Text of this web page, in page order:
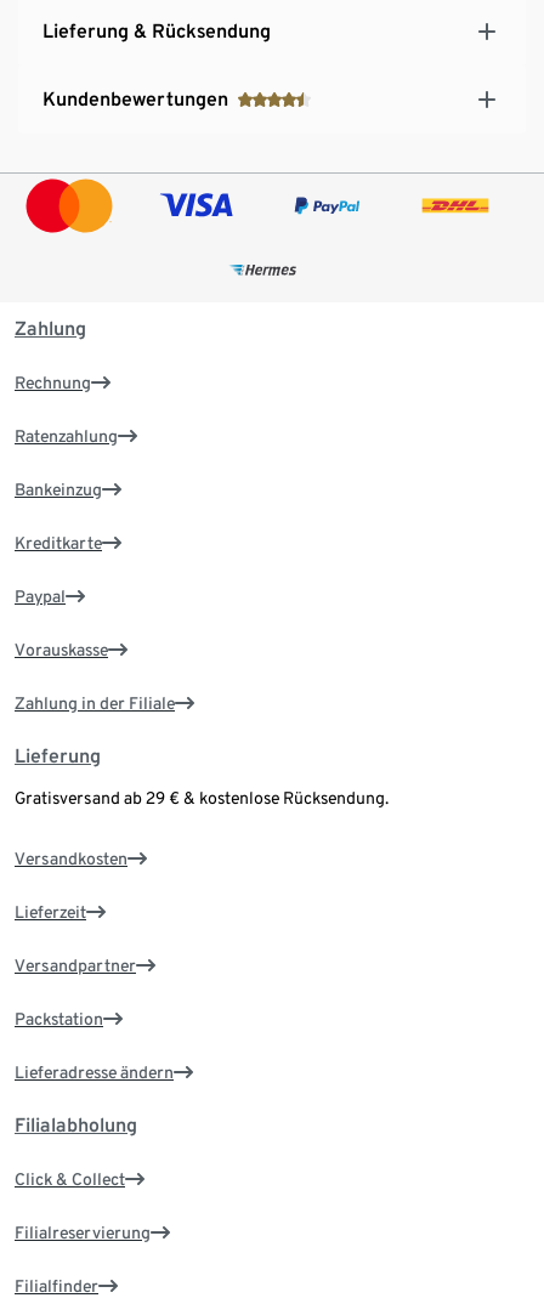
Lieferung & Rücksendung
Kundenbewertungen
Zahlung
Rechnung
Ratenzahlung
Bankeinzug
Kreditkarte
Paypal
Vorauskasse
Zahlung in der Filiale
Lieferung
Gratisversand ab 29 € & kostenlose Rücksendung.
Versandkosten
Lieferzeit
Versandpartner
Packstation
Lieferadresse ändern
Filialabholung
Click & Collect
Filialreservierung
Filialfinder